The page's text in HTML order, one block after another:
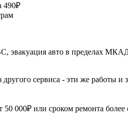
490₽
эвакуация авто в пределах
сервиса - эти же работы и
000₽ или сроком ремонта более